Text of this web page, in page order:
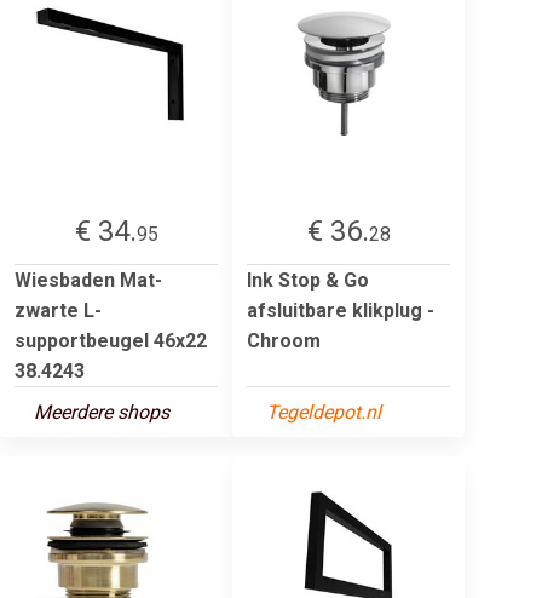
€ 34.95
Wiesbaden Mat-
zwarte L-
supportbeugel 46x22
38.4243
Meerdere shops
€ 36.28
Ink Stop & Go
afsluitbare klikplug -
Chroom
Tegeldepot.nl